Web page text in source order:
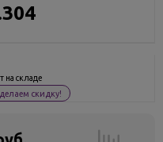
на складе
скидку!